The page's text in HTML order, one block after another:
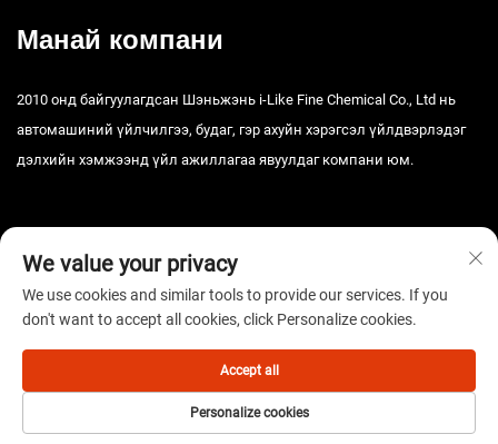
Манай компани
2010 онд байгуулагдсан Шэньжэнь i-Like Fine Chemical Co., Ltd нь
автомашиний үйлчилгээ, будаг, гэр ахуйн хэрэгсэл үйлдвэрлэдэг
дэлхийн хэмжээнд үйл ажиллагаа явуулдаг компани юм.
Зохиогчийн эрх © 2025 Шэньжэнь i-Like Fine Chemical Co., Ltd. Бүх
We value your privacy
We use cookies and similar tools to provide our services. If you
don't want to accept all cookies, click Personalize cookies.
Personalize cookies
Accept all